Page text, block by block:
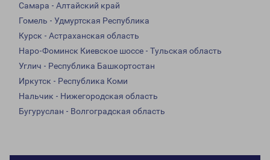
Самара - Алтайский край
Гомель - Удмуртская Республика
Курск - Астраханская область
Наро-Фоминск Киевское шоссе - Тульская область
Углич - Республика Башкортостан
Иркутск - Республика Коми
Нальчик - Нижегородская область
Бугуруслан - Волгоградская область